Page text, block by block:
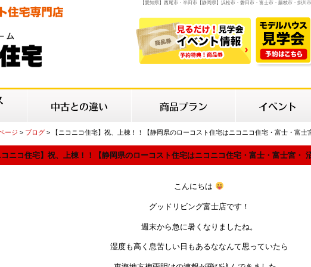
【愛知県】西尾市・半田市【静岡県】浜松市・磐田市・富士市・藤枝市・掛
ージ > ブログ > 【ニコニコ住宅】祝、上棟！！【静岡県のローコスト住宅はニコニコ住宅・富士・富士
ニコ住宅】祝、上棟！！【静岡県のローコスト住宅はニコニコ住宅・富士・富士宮・
こんにちは
グッドリビング富士店です！
週末から急に暑くなりましたね。
湿度も高く息苦しい日もあるななんて思っていたら